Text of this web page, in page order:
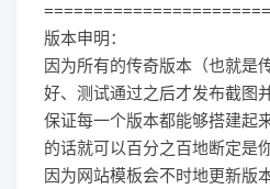
版本申明：
因为所有的传奇版本（也就是
好、测试通过之后才发布截图
保证每一个版本都能够搭建起
的话就可以百分之百地断定是
因为网站模板会不时地更新版